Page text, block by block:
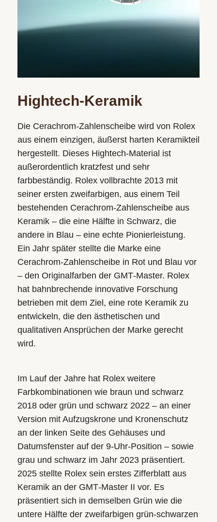
Hightech-Keramik
Die Cerachrom-Zahlenscheibe wird von Rolex
aus einem einzigen, äußerst harten Keramikteil
hergestellt. Dieses Hightech-Material ist
außerordentlich kratzfest und sehr
farbbeständig. Rolex vollbrachte 2013 mit
seiner ersten zweifarbigen, aus einem Teil
bestehenden Cerachrom-Zahlenscheibe aus
Keramik – die eine Hälfte in Schwarz, die
andere in Blau – eine echte Pionierleistung.
Ein Jahr später stellte die Marke eine
Cerachrom-Zahlenscheibe in Rot und Blau vor
– den Originalfarben der GMT‑Master. Rolex
hat bahnbrechende innovative Forschung
betrieben mit dem Ziel, eine rote Keramik zu
entwickeln, die den ästhetischen und
qualitativen Ansprüchen der Marke gerecht
wird.
Im Lauf der Jahre hat Rolex weitere
Farbkombinationen wie braun und schwarz
2018 oder grün und schwarz 2022 – an einer
Version mit Aufzugskrone und Kronenschutz
an der linken Seite des Gehäuses und
Datumsfenster auf der 9‑Uhr-Position – sowie
grau und schwarz im Jahr 2023 präsentiert.
2025 stellte Rolex sein erstes Zifferblatt aus
Keramik an der GMT‑Master II vor. Es
präsentiert sich in demselben Grün wie die
untere Hälfte der zweifarbigen grün-schwarzen